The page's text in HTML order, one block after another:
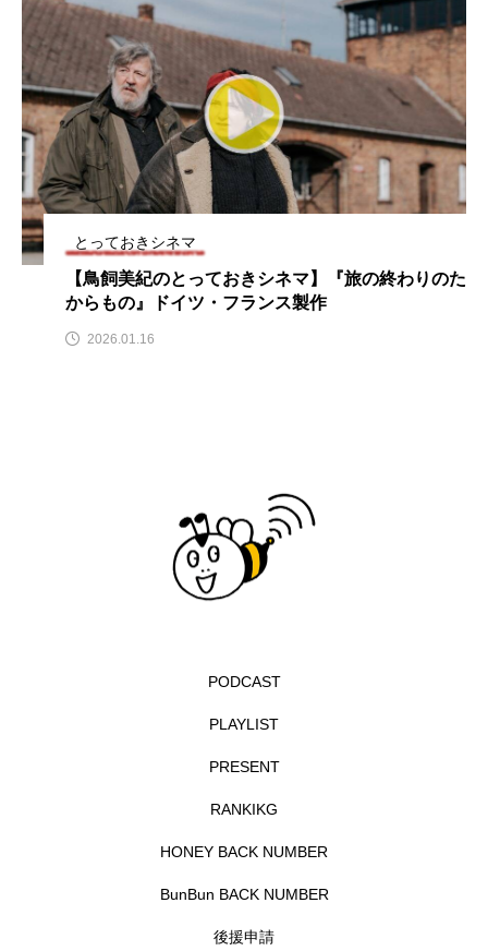
おいしいぱんぱんでんしゃ おいしい絵本
おしえて絵本 おでかけ情報
おばあちゃんと僕の約束 おもいおいも
おーい、応為 お知らせ かしこいエルゼ
がんを知り、がんを考える きてみで東北
きもちはなにいろ？
こうべさんだ伝統文化体験フェスタ
こうべさんだ伝統文化体験フェスタ2026
こうべさんだ能・狂言・講談子ども教室
すずかけ台
すずかけ台小学校 すずきまみ
とっておきシネマ
【鳥飼美紀のとっておきシネマ】『旅の終わりのた
からもの』ドイツ・フランス製作
2026.01.16
PODCAST
PLAYLIST
PRESENT
RANKIKG
HONEY BACK NUMBER
BunBun BACK NUMBER
後援申請